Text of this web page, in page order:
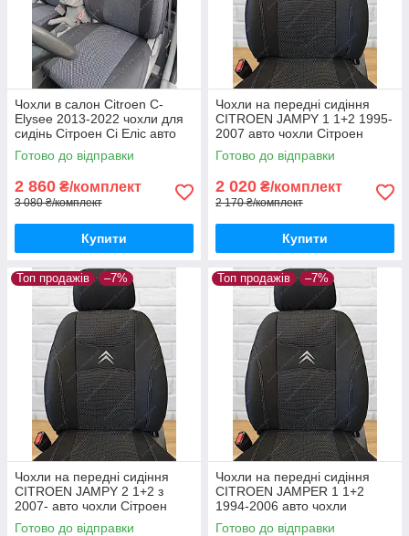
Чохли в салон Citroen С-
Elysee 2013-2022 чохли для
сидінь Сітроен Сі Еліс авто
чохли Citroen С-Elysee
Готово до відправки
2 860 ₴/комплект
3 080 ₴/комплект
Купити
Чохли на передні сидіння
CITROEN JAMPY 1 1+2 1995-
2007 авто чохли Сітроен
Джампі 1995-2007
Готово до відправки
2 020 ₴/комплект
2 170 ₴/комплект
Купити
Топ продажів –7%
Чохли на передні сидіння
CITROEN JAMPY 2 1+2 з
2007- авто чохли Сітроен
Джампі з 2007-
Готово до відправки
Топ продажів –7%
Чохли на передні сидіння
CITROEN JAMPER 1 1+2
1994-2006 авто чохли
Сітроен Джампер 1994-2006
Готово до відправки